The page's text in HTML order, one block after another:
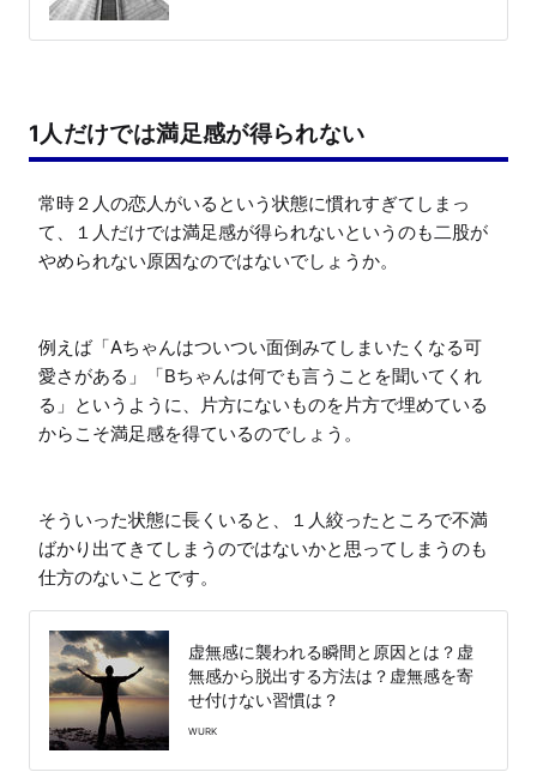
1人だけでは満足感が得られない
常時２人の恋人がいるという状態に慣れすぎてしまっ
て、１人だけでは満足感が得られないというのも二股が
やめられない原因なのではないでしょうか。
例えば「Aちゃんはついつい面倒みてしまいたくなる可
愛さがある」「Bちゃんは何でも言うことを聞いてくれ
る」というように、片方にないものを片方で埋めている
からこそ満足感を得ているのでしょう。
そういった状態に長くいると、１人絞ったところで不満
ばかり出てきてしまうのではないかと思ってしまうのも
仕方のないことです。
虚無感に襲われる瞬間と原因とは？虚
無感から脱出する方法は？虚無感を寄
せ付けない習慣は？
WURK